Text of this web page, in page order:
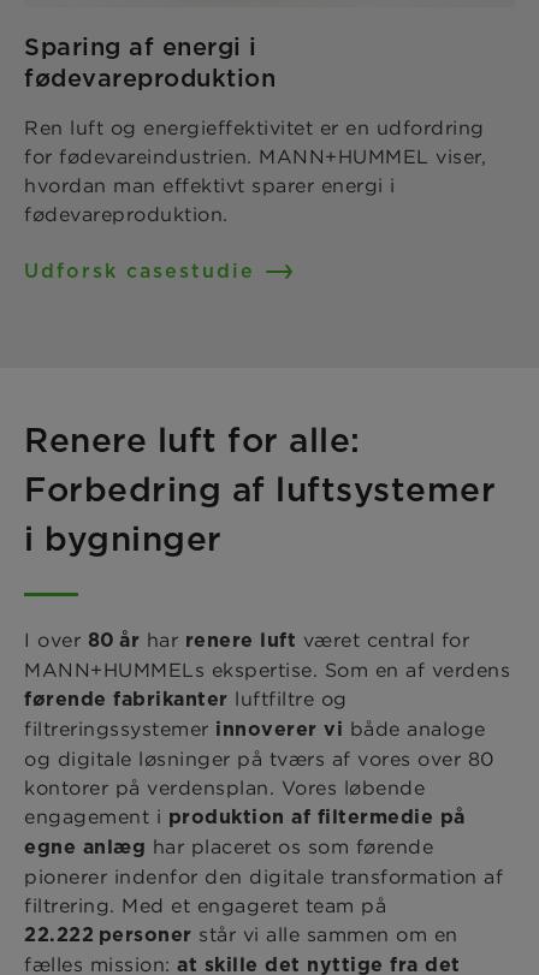
Sparing af energi i
fødevareproduktion
Ren luft og energieffektivitet er en udfordring
for fødevareindustrien. MANN+HUMMEL viser,
hvordan man effektivt sparer energi i
fødevareproduktion.
Udforsk casestudie
Renere luft for alle:
Forbedring af luftsystemer
i bygninger
I over 80 år har renere luft været central for
MANN+HUMMELs ekspertise. Som en af verdens
førende fabrikanter luftfiltre og
filtreringssystemer innoverer vi både analoge
og digitale løsninger på tværs af vores over 80
kontorer på verdensplan. Vores løbende
engagement i produktion af filtermedie på
egne anlæg har placeret os som førende
pionerer indenfor den digitale transformation af
filtrering. Med et engageret team på
22.222 personer står vi alle sammen om en
fælles mission: at skille det nyttige fra det